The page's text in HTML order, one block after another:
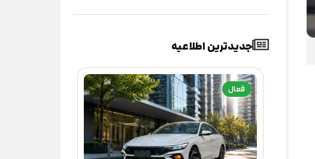
جدیدترین اطلاعیه
فعال